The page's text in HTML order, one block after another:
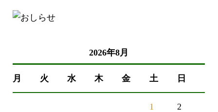
2026年8月
月 火 水 木 金 土 日
1 2